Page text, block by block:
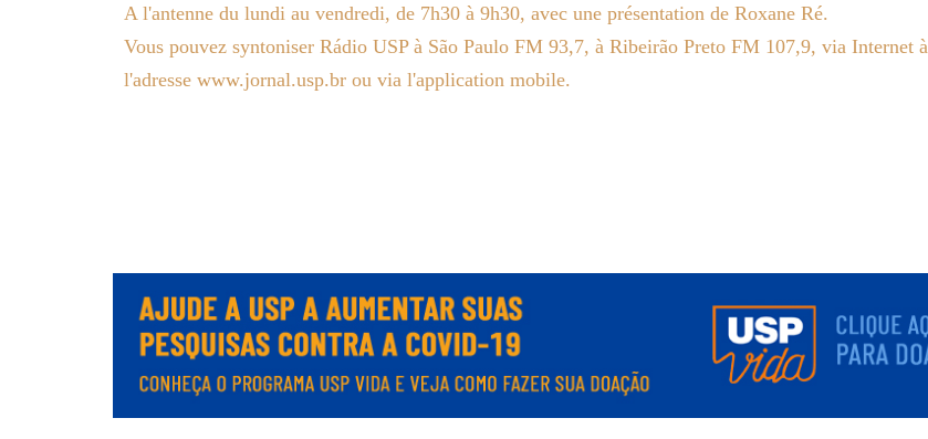
A l'antenne du lundi au vendredi, de 7h30 à 9h30, avec une présentation de Roxane Ré.
Vous pouvez syntoniser Rádio USP à São Paulo FM 93,7, à Ribeirão Preto FM 107,9, via Internet à
l'adresse www.jornal.usp.br ou via l'application mobile.